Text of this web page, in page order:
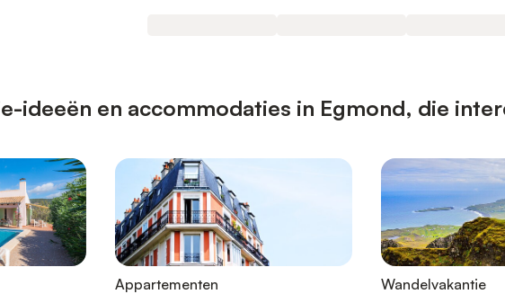
ideeën en accommodaties in Egmond, die
Appartementen
Wandelvakantie